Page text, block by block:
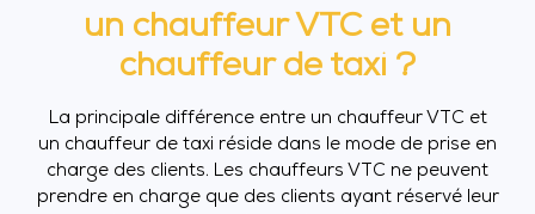
un chauffeur VTC et un
chauffeur de taxi ?
La principale différence entre un chauffeur VTC et
un chauffeur de taxi réside dans le mode de prise en
charge des clients. Les chauffeurs VTC ne peuvent
prendre en charge que des clients ayant réservé leur